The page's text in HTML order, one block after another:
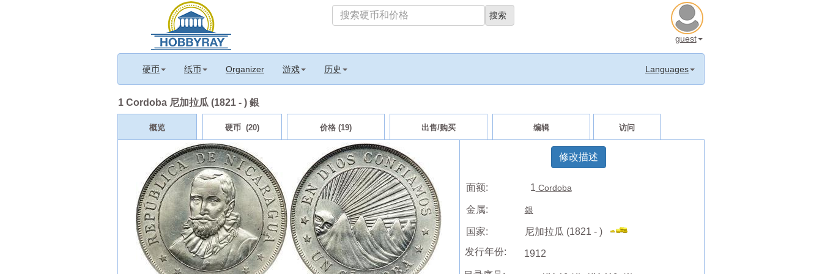
guest
硬币 纸币 Organizer 游戏 历史 Languages
1 Cordoba 尼加拉瓜 (1821 - ) 銀
概览 硬币 (20) 价格 (19) 出售/购买 编辑 访问
修改描述
面额: 1 Cordoba
金属: 銀
国家:
尼加拉瓜 (1821 - )
发行年份:
1912